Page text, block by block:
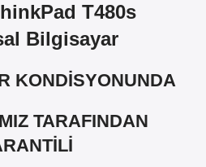
T480s
Bilgisayar
KONDİSYONUNDA
TARAFINDAN